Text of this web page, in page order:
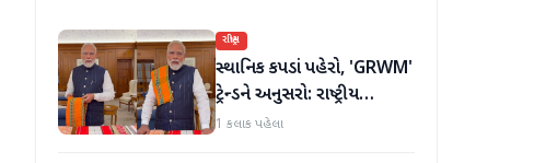
રાષ્ટ્રીય
સ્થાનિક કપડાં પહેરો, 'GRWM'
ટ્રેન્ડને અનુસરો: રાષ્ટ્રીય
હાથવણાટ દિવસ પર
1 કલાક પહેલા